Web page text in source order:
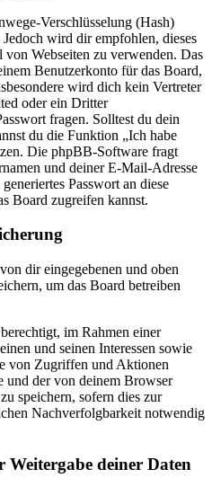
Verschlüsselung (Hash)
Jedoch wird dir empfohlen, dieses
Webseiten zu verwenden. Das
Benutzerkonto für das Board,
wird dich kein Vertreter
oder ein Dritter
fragen. Solltest du dein
du die Funktion „Ich habe
Die phpBB-Software fragt
und deiner E-Mail-Adresse
Passwort an diese
Board zugreifen kannst.
dir eingegebenen und oben
um das Board betreiben
im Rahmen einer
und seinen Interessen sowie
von Zugriffen und Aktionen
und der von deinem Browser
speichern, sofern dies zur
Nachverfolgbarkeit notwendig
Weitergabe deiner Daten